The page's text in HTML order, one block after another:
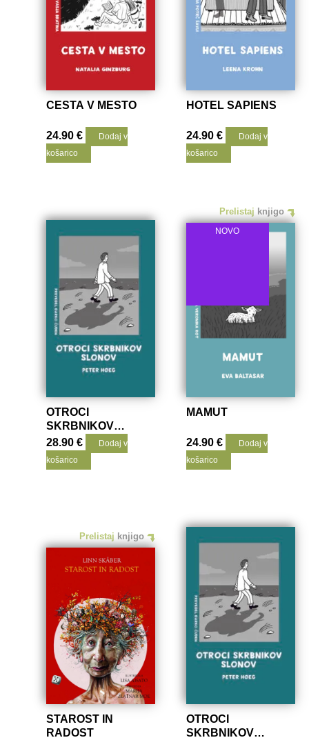
CESTA V MESTO
24.90€
Dodaj v
košarico
HOTEL SAPIENS
24.90€
Dodaj v
košarico
OTROCI
SKRBNIKOV
SLONOV (E-
KNJIGA)
28.90€
Dodaj v
košarico
Prelistaj knjigo
NOVO
MAMUT
24.90€
Dodaj v
košarico
Prelistaj knjigo
STAROST IN
RADOST
OTROCI
SKRBNIKOV